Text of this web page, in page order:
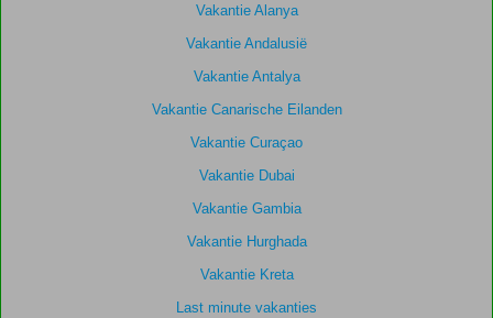
Vakantie Alanya
Vakantie Andalusië
Vakantie Antalya
Vakantie Canarische Eilanden
Vakantie Curaçao
Vakantie Dubai
Vakantie Gambia
Vakantie Hurghada
Vakantie Kreta
Last minute vakanties